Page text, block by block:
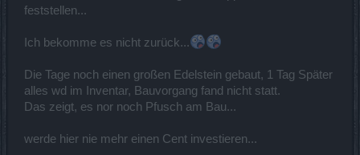
feststellen...
Ich bekomme es nicht zurück...
Die Tage noch einen großen Edelstein gebaut, 1 Tag Später
alles wd im Inventar, Bauvorgang fand nicht statt.
Das zeigt, es nor noch Pfusch am Bau...
werde hier nie mehr einen Cent investieren...